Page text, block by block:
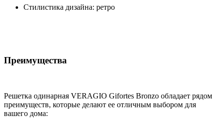
Стилистика дизайна: ретро
Преимущества
Решетка одинарная VERAGIO Gifortes Bronzo обладает рядом
преимуществ, которые делают ее отличным выбором для
вашего дома: